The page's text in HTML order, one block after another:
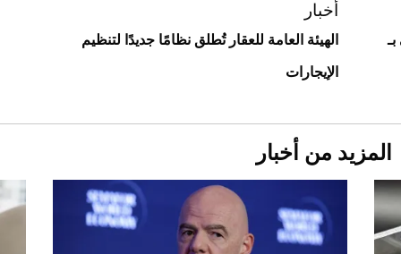
Aston Martin Valiant: على هوى الأبطال
أخبار
الهيئة العامة للعقار تُطلق نظامًا جديدًا لتنظيم
الإيجارات
المزيد من أخبار